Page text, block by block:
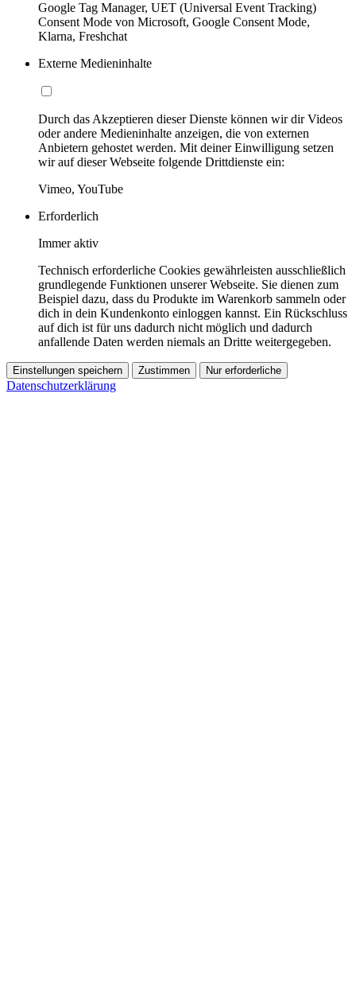
Google Tag Manager, UET (Universal Event Tracking)
Consent Mode von Microsoft, Google Consent Mode,
Klarna, Freshchat
Externe Medieninhalte
Durch das Akzeptieren dieser Dienste können wir dir Videos
oder andere Medieninhalte anzeigen, die von externen
Anbietern gehostet werden. Mit deiner Einwilligung setzen
wir auf dieser Webseite folgende Drittdienste ein:
Vimeo, YouTube
Erforderlich
Immer aktiv
Technisch erforderliche Cookies gewährleisten ausschließlich
grundlegende Funktionen unserer Webseite. Sie dienen zum
Beispiel dazu, dass du Produkte im Warenkorb sammeln oder
dich in dein Kundenkonto einloggen kannst. Ein Rückschluss
auf dich ist für uns dadurch nicht möglich und dadurch
anfallende Daten werden niemals an Dritte weitergegeben.
Einstellungen speichern Zustimmen Nur erforderliche
Datenschutzerklärung